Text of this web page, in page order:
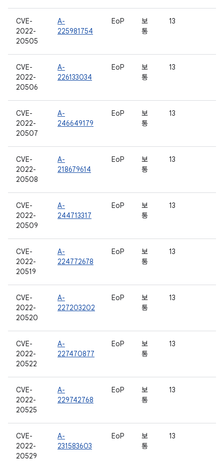
CVE-
2022-
20505
A-
225981754
EoP
보
통
13
CVE-
2022-
20506
A-
226133034
EoP
보
통
13
CVE-
2022-
20507
A-
246649179
EoP
보
통
13
CVE-
2022-
20508
A-
218679614
EoP
보
통
13
CVE-
2022-
20509
A-
244713317
EoP
보
통
13
CVE-
2022-
20519
A-
224772678
EoP
보
통
13
CVE-
2022-
20520
A-
227203202
EoP
보
통
13
CVE-
2022-
20522
A-
227470877
EoP
보
통
13
CVE-
2022-
20525
A-
229742768
EoP
보
통
13
CVE-
2022-
20529
A-
231583603
EoP
보
통
13